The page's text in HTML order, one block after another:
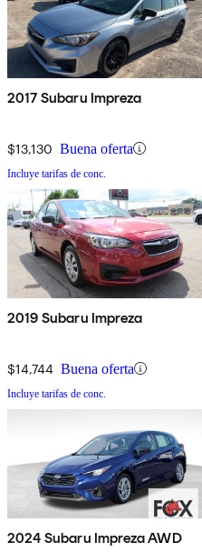
2017 Subaru Impreza
$13,130 Buena oferta
Incluye tarifas de conc.
2019 Subaru Impreza
$14,744 Buena oferta
Incluye tarifas de conc.
2024 Subaru Impreza AWD